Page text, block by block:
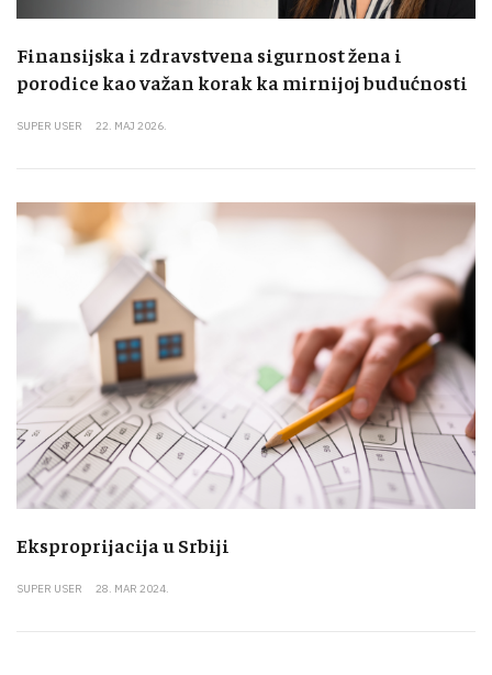
Finansijska i zdravstvena sigurnost žena i
porodice kao važan korak ka mirnijoj budućnosti
SUPER USER 22. MAJ 2026.
Eksproprijacija u Srbiji
SUPER USER 28. MAR 2024.